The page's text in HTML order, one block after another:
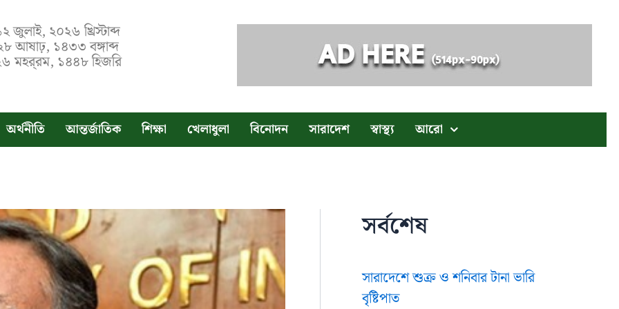
জুলাই, ২০২৬ খ্রিস্টাব্দ
আষাঢ়, ১৪৩৩ বঙ্গাব্দ
মহর্‌রম, ১৪৪৮ হিজরি
অর্থনীতি আন্তর্জাতিক শিক্ষা খেলাধুলা বিনোদন সারাদেশ স্বাস্থ্য আরো
সর্বশেষ
সারাদেশে শুক্র ও শনিবার টানা ভারি
বৃষ্টিপাত